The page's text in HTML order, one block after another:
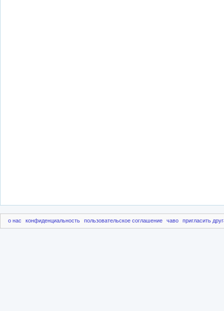
о нас конфиденциальность пользовательское соглашение чаво пригласить